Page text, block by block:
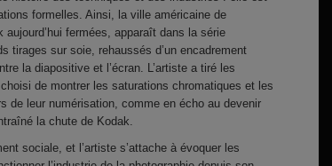
formelles. Ainsi, la ville américaine de
fermées, apparaît dans la série
tirages sur soie, rehaussés d’un encadrement
la diapositive et l’écran. L’artiste a tiré les
de montrer les saturations chromatiques et les
de leur numérisation, comme en écho au devenir
la chute de Kodak.
sociale, et l’artiste s’attache à évoquer les